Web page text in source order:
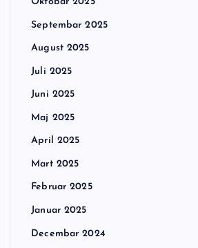
Septembar 2025
August 2025
Juli 2025
Juni 2025
Maj 2025
April 2025
Mart 2025
Februar 2025
Januar 2025
Decembar 2024